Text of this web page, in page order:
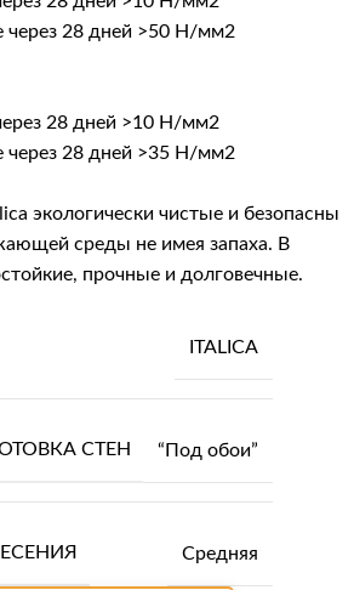
через 28 дней >50 Н/мм2
28 дней >10 Н/мм2
через 28 дней >35 Н/мм2
экологически чистые и безопасны
среды не имея запаха. В
прочные и долговечные.
ITALICA
СТЕН “Под обои”
Средняя